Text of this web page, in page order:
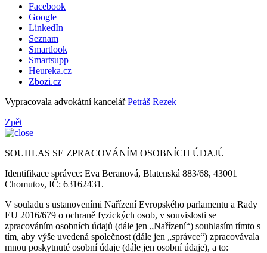
Facebook
Google
LinkedIn
Seznam
Smartlook
Smartsupp
Heureka.cz
Zbozi.cz
Vypracovala advokátní kancelářPetráš Rezek
Zpět
SOUHLAS SE ZPRACOVÁNÍM OSOBNÍCH ÚDAJŮ
Identifikace správce: Eva Beranová, Blatenská 883/68, 43001
Chomutov, IČ: 63162431.
V souladu s ustanoveními Nařízení Evropského parlamentu a Rady
EU 2016/679 o ochraně fyzických osob, v souvislosti se
zpracováním osobních údajů (dále jen „Nařízení“) souhlasím tímto s
tím, aby výše uvedená společnost (dále jen „správce“) zpracovávala
mnou poskytnuté osobní údaje (dále jen osobní údaje), a to: